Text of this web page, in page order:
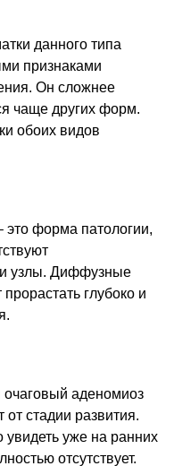
данного типа
признаками
Он сложнее
чаще других форм.
обоих видов
форма патологии,
и узлы. Диффузные
глубоко и
очаговый аденомиоз
стадии развития.
уже на ранних
отсутствует.